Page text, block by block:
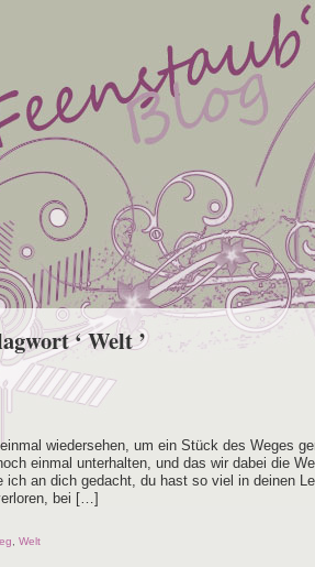
‘ Welt ’
wie­der­se­hen, um ein Stück des Weges
ein­mal unter­hal­ten, und das wir dabei die
ich an dich gedacht, du hast so viel in dei­nen
bei […]
Welt